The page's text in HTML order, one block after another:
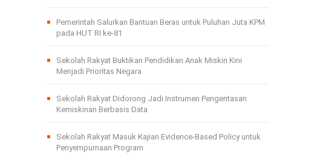
Pemerintah Salurkan Bantuan Beras untuk Puluhan Juta KPM
pada HUT RI ke-81
Sekolah Rakyat Buktikan Pendidikan Anak Miskin Kini
Menjadi Prioritas Negara
Sekolah Rakyat Didorong Jadi Instrumen Pengentasan
Kemiskinan Berbasis Data
Sekolah Rakyat Masuk Kajian Evidence-Based Policy untuk
Penyempurnaan Program